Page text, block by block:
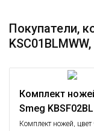
Покупатели,
Комплект
Smeg KBSF02BL
Комплект ножей,